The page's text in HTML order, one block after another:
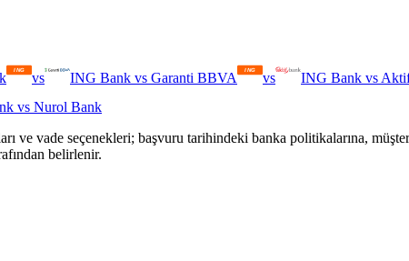
vs ING Bank vs Garanti BBVA vs ING Bank vs
vs Nurol Bank
ve vade seçenekleri; başvuru tarihindeki banka politikalarına,
belirlenir.